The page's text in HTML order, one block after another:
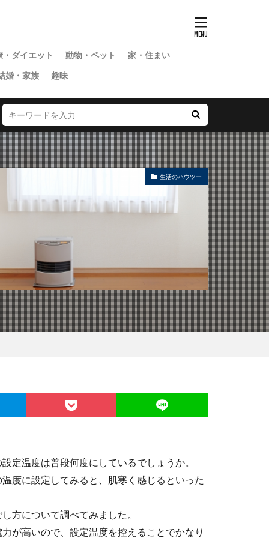
・ダイエット 動物・ペット
家・住まい
婚・家族 趣味
生活のハウツー
定温度は普段何度にしているでしょうか。
度に設定してみると、肌寒く感じるといった
方について調べてみました。
が高いので、設定温度を控えることでかなり